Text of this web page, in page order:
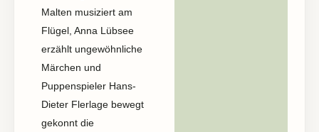
Malten musiziert am
Flügel, Anna Lübsee
erzählt ungewöhnliche
Märchen und
Puppenspieler Hans-
Dieter Flerlage bewegt
gekonnt die